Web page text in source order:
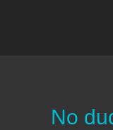
No